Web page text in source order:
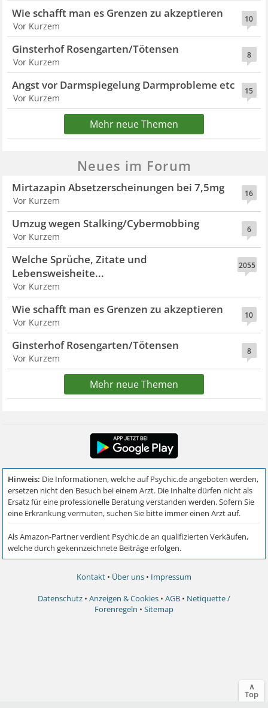
10
Wie schafft man es Grenzen zu akzeptieren
Vor Kurzem
8
Ginsterhof Rosengarten/Tötensen
Vor Kurzem
15
Angst vor Darmspiegelung Darmprobleme etc
Vor Kurzem
Mehr neue Themen
Neues im Forum
16
Mirtazapin Absetzerscheinungen bei 7,5mg
Vor Kurzem
6
Umzug wegen Stalking/Cybermobbing
Vor Kurzem
2055
Welche Sprüche, Zitate und
Lebensweisheite...
Vor Kurzem
10
Wie schafft man es Grenzen zu akzeptieren
Vor Kurzem
8
Ginsterhof Rosengarten/Tötensen
Vor Kurzem
Mehr neue Themen
Kontakt • Über uns • Impressum
Datenschutz • Anzeigen & Cookies • AGB • Netiquette /
Forenregeln • Sitemap
∧
Top